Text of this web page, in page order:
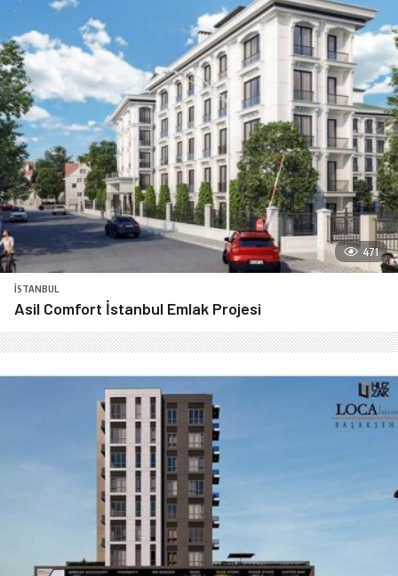
471
İSTANBUL
Asil Comfort İstanbul Emlak Projesi